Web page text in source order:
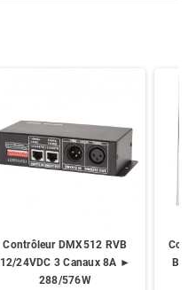
Contrôleur DMX512 RVB
12/24VDC 3 Canaux 8A ►
288/576W